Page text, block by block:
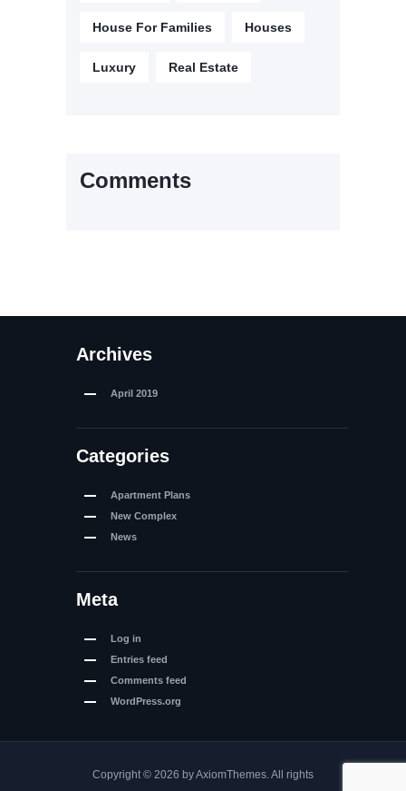
House For Families Houses
Luxury Real Estate
Comments
Archives
April 2019
Categories
Apartment Plans
New Complex
News
Meta
Log in
Entries feed
Comments feed
WordPress.org
Copyright © 2026 by AxiomThemes. All rights